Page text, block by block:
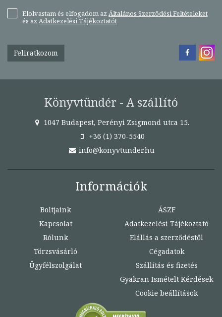
Elolvastam és elfogadom az Általános Szerződési Feltételeket
és az Adatkezelési Tájékoztatót
Feliratkozom
Könyvtündér - A szállító
1047 Budapest, Perényi Zsigmond utca 15.
+36 (1) 370-5540
info@konyvtunder.hu
Információk
Boltjaink
Kapcsolat
Rólunk
Törzsvásárló
Ügyfélszolgálat
ÁSZF
Adatkezelési Tájékoztató
Elállás a szerződéstől
Cégadatok
Szállítás és fizetés
Gyakran Ismételt Kérdések
Cookie beállítások